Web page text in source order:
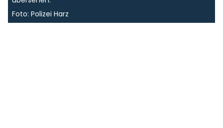
Foto: Polizei Harz